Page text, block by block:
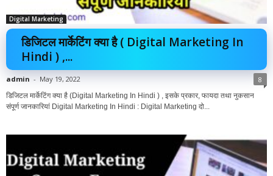
Digital Marketing
डिजिटल मार्केटिंग क्या है ( Digital Marketing In
Hindi ) ,...
admin - May 19, 2022 8
डिजिटल मार्केटिंग क्या है (Digital Marketing In Hindi ) , इसके प्रकार, फायदा तथा नुकसान
संपूर्ण जानकारियां Digital Marketing In Hindi : Digital Marketing दो...